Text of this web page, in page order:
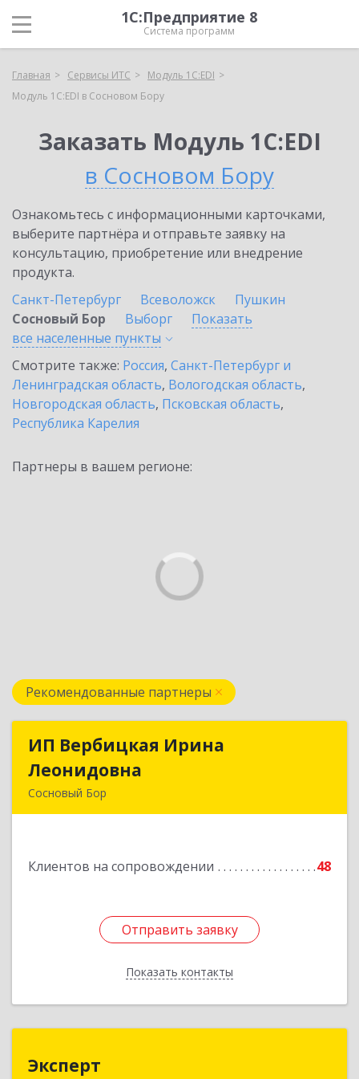
1С:Предприятие 8
Система программ
Главная Сервисы ИТС
Модуль 1C:EDI
Модуль 1C:EDI в Сосновом Бору
Заказать Модуль 1C:EDI
в Сосновом Бору
Ознакомьтесь с информационными карточками,
выберите партнёра и отправьте заявку на
консультацию, приобретение или внедрение
продукта.
Санкт-Петербург
Всеволожск
Пушкин
Сосновый Бор
Выборг
Показать
все населенные пункты
Смотрите также: Россия, Санкт-Петербург и
Ленинградская область, Вологодская область,
Новгородская область, Псковская область,
Республика Карелия
Партнеры в вашем регионе:
Рекомендованные партнеры
ИП Вербицкая Ирина
Леонидовна
Сосновый Бор
Клиентов на сопровождении 48
Отправить заявку
Показать контакты
ИП Вербицкая Ирина
Подробнее
Отправить заявку
Назад
Эксперт